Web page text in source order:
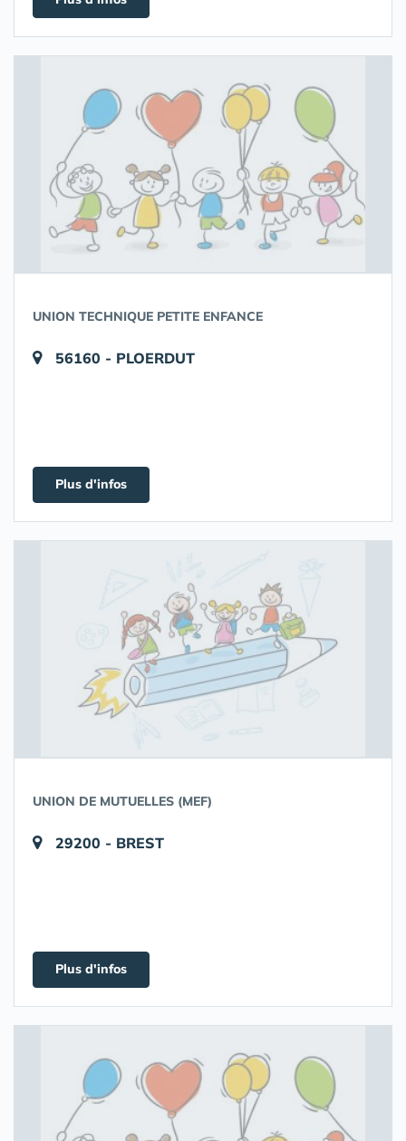
UNION TECHNIQUE PETITE ENFANCE
56160 - PLOERDUT
Plus d'infos
UNION DE MUTUELLES (MEF)
29200 - BREST
Plus d'infos